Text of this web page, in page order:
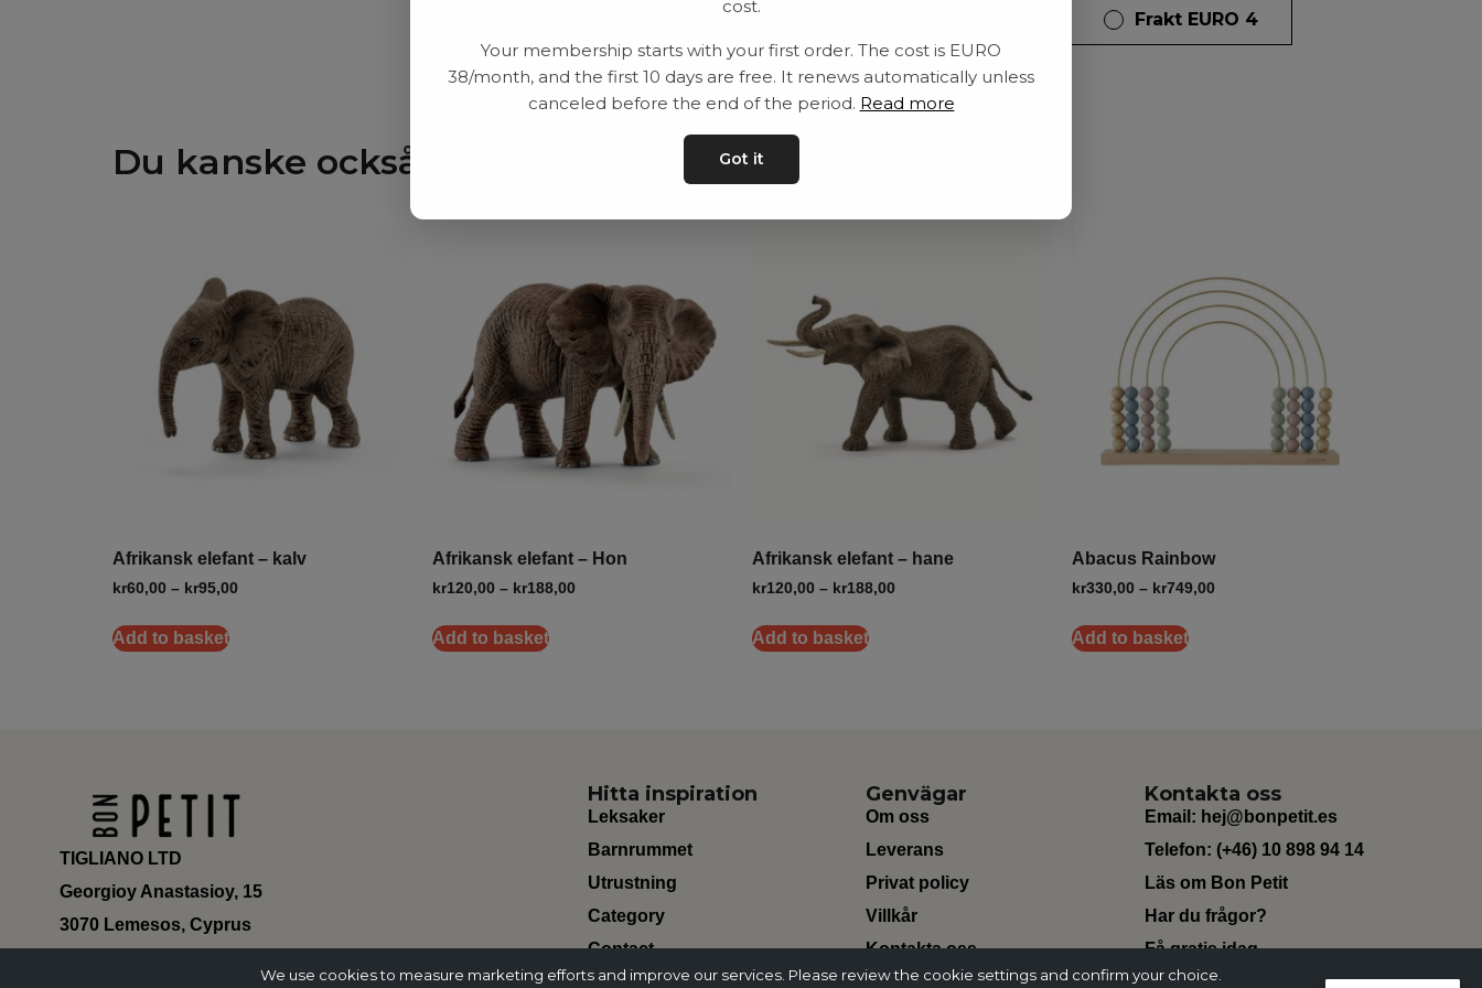
Frakt EURO 4
Du kanske också gillar
Afrikansk elefant – kalv
kr60,00 – kr95,00
Add to basket
Afrikansk elefant – Hon
kr120,00 – kr188,00
Add to basket
Afrikansk elefant – hane
kr120,00 – kr188,00
Add to basket
Abacus Rainbow
kr330,00 – kr749,00
Add to basket
TIGLIANO LTD
Georgioy Anastasioy, 15
3070 Lemesos, Cyprus
Hitta inspiration
Leksaker
Barnrummet
Utrustning
Category
Contact
Genvägar
Om oss
Leverans
Privat policy
Villkår
Kontakta oss
Kontakta oss
Email: hej@bonpetit.es
Telefon: (+46) 10 898 94 14
Läs om Bon Petit
Har du frågor?
Få gratis idag
Change Currency
cost.
Your membership starts with your first order. The cost is EURO
38/month, and the first 10 days are free. It renews automatically unless
canceled before the end of the period. Read more
Got it
We use cookies to measure marketing efforts and improve our services. Please review the cookie settings and confirm your choice.